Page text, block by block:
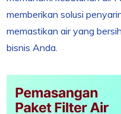
memberikan solusi
memastikan air yang
bisnis Anda.